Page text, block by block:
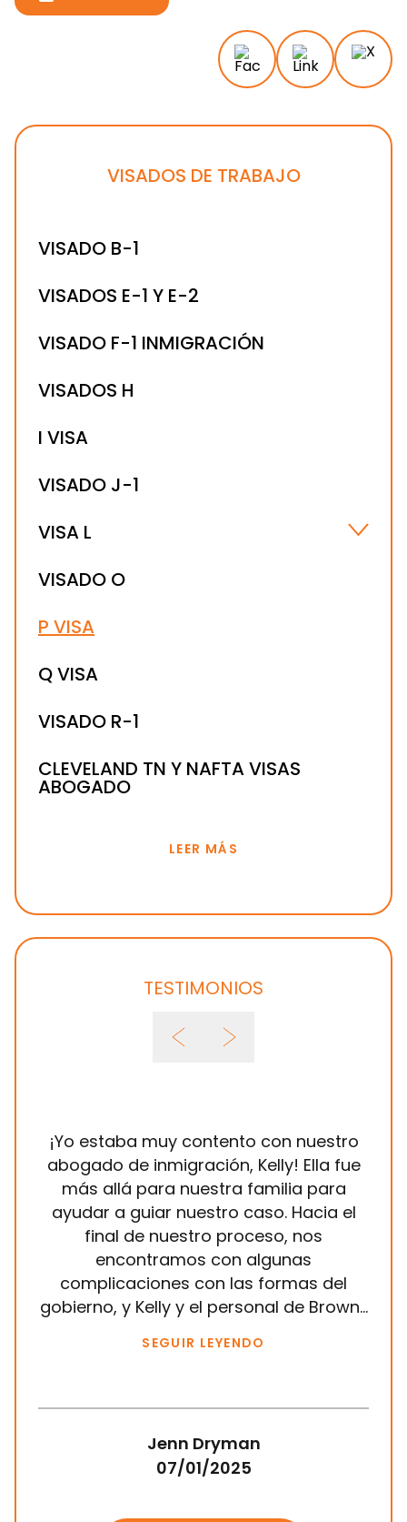
VISADOS DE TRABAJO
VISADO B-1
VISADOS E-1 Y E-2
VISADO F-1 INMIGRACIÓN
VISADOS H
I VISA
VISADO J-1
VISA L
VISADO L-1B
VISADO O
P VISA
Q VISA
VISADO R-1
CLEVELAND TN Y NAFTA VISAS
ABOGADO
LEER MÁS
TESTIMONIOS
¡Yo estaba muy contento con nuestro
abogado de inmigración, Kelly! Ella fue
más allá para nuestra familia para
ayudar a guiar nuestro caso. Hacia el
final de nuestro proceso, nos
encontramos con algunas
complicaciones con las formas del
gobierno, y Kelly y el personal de Brown...
SEGUIR LEYENDO
Jenn Dryman
07/01/2025